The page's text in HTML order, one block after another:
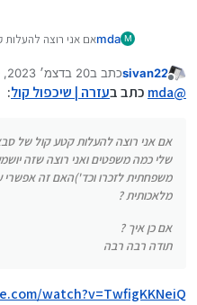
M
mdaאם אני רוצה
בקול שלו (במצגת
הטכנולוגיה הקיימת
אם כן איך ?
תודה רבה רבה
מנותק
sivan22כתב ב20 בדצמ׳ 2023, 23:00
נערך לאחרונה על ידי
@
mda כתב בעזרה | שיכפול קול:
אם אני רוצה להעלות קטע קול של
שלי כמה משפטים ואני רוצה שזה
משפחתית לזכרו וכד')האם זה אפשרי
מלאכותית ?
אם כן איך ?
תודה רבה רבה
watch?v=TwfigKKNeiQ